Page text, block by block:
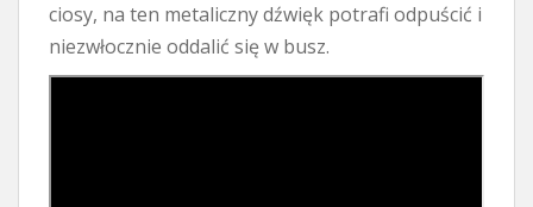
ciosy, na ten metaliczny dźwięk potrafi odpuścić i
niezwłocznie oddalić się w busz.